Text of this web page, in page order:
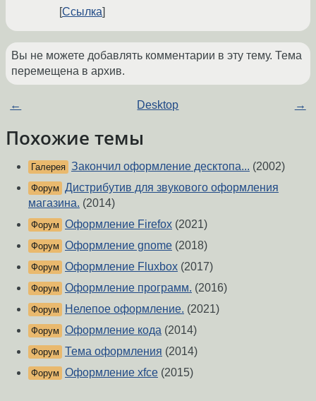
Ссылка
Вы не можете добавлять комментарии в эту тему. Тема
перемещена в архив.
← Desktop →
Похожие темы
Галерея Закончил оформление десктопа... (2002)
Форум Дистрибутив для звукового оформления
магазина. (2014)
Форум Оформление Firefox (2021)
Форум Оформление gnome (2018)
Форум Оформление Fluxbox (2017)
Форум Оформление программ. (2016)
Форум Нелепое оформление. (2021)
Форум Оформление кода (2014)
Форум Тема оформления (2014)
Форум Оформление xfce (2015)